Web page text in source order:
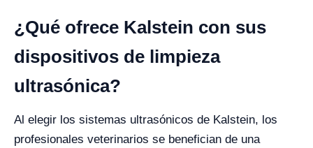
¿Qué ofrece Kalstein con sus
dispositivos de limpieza
ultrasónica?
Al elegir los sistemas ultrasónicos de Kalstein, los
profesionales veterinarios se benefician de una